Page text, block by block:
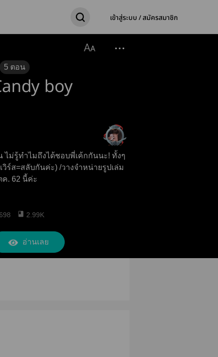
เข้าสู่ระบบ / สมัครสมาชิก
5 ตอน
boy
ม่รู้ทำไมถึงได้ชอบพี่เค้กกันนะ! ทั้งๆ
วิร์ส=สลับกันค่ะ) /วางจำหน่ายรูปเล่ม
ค. 62 นี้ค่ะ
698 2.99K
อ่านเลย